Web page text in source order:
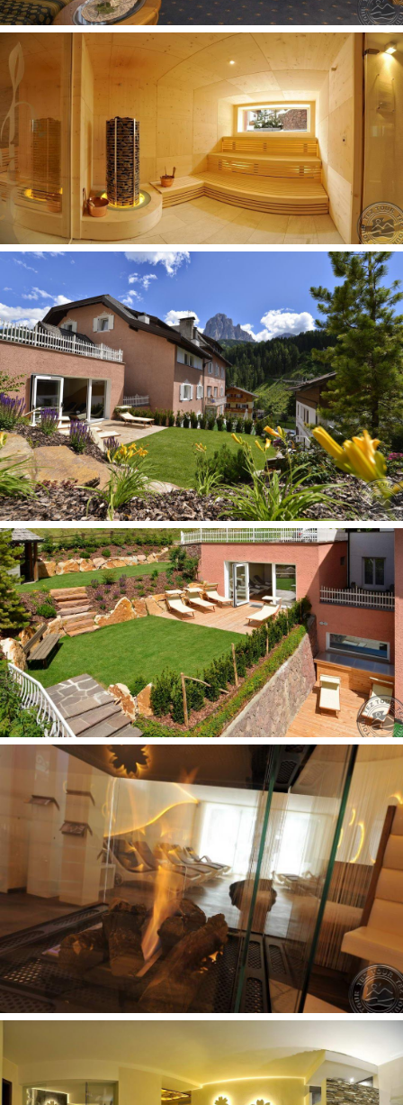
Numeryje
internetas: Wi-Fi nemokamai
plaukų džiovintuvas: yra
televizorius: LCD
kosmetinis veidrodis (išskyrus DBL Classic ir SGL)
grindys: medinis (arba kiliminė danga)
patalynės keitimas: 3 kartus per savaitę
bidė
rankšluosčių keitimas: 3 kartus per savaitę
numerių tvarkymas: kasdien
telefonas
rašomasis stalas
seifas yra
vonia arba dušas
Pramogos ir sportas
sūkurinė vonia nemokamai
sauna nemokamai
Viešbučio teritorijoje
automobilių stovėjimo aikštelė nemokamai (dengta
stovėjimo aikštelė apie 100 m nuo viešbučio, už
papildomą mokestį)
liftas
barai: 1
belaidis internetas nemokamai (visame viešbutyje)
registratūra (07:00 - 24:00)
terasa
televizijos salė
restoranai: 1
slidžių/batų saugojimo kambarys
Vaikams
meniu vaikams
žaidimų kambarys
auklė pagal atskirą užklausimą, už papildomą mokestį